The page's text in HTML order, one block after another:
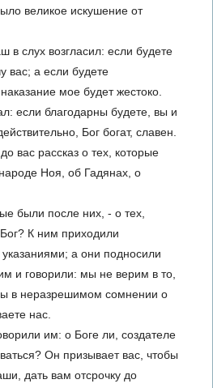
великое искушение от
в слух возгласил: если будете
вас; а если будете
мое будет жестоко.
если благодарны будете, вы и
Бог богат, славен.
вас рассказ о тех, которые
Ноя, об Гадянах, о
были после них, - о тех,
К ним приходили
а они подносили
и говорили: мы не верим в то,
в неразрешимом сомнении о
нас.
им: о Боге ли, создателе
Он призывает вас, чтобы
дать вам отсрочку до